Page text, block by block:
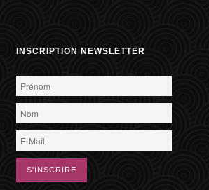
INSCRIPTION NEWSLETTER